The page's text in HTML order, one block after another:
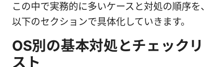
この中で実務的に多いケースと対処の順序を、
以下のセクションで具体化していきます。
OS別の基本対処とチェックリ
スト